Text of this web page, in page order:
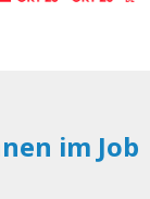
im Job